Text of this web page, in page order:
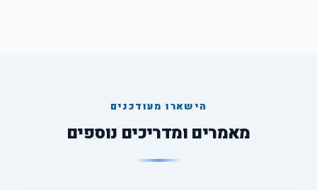
הישארו מעודכנים
מאמרים ומדריכים נוספים